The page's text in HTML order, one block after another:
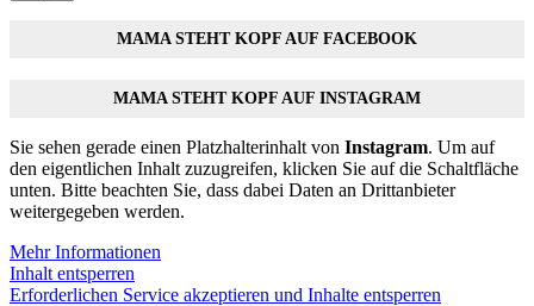
MAMA STEHT KOPF AUF FACEBOOK
MAMA STEHT KOPF AUF INSTAGRAM
Sie sehen gerade einen Platzhalterinhalt von Instagram. Um auf
den eigentlichen Inhalt zuzugreifen, klicken Sie auf die Schaltfläche
unten. Bitte beachten Sie, dass dabei Daten an Drittanbieter
weitergegeben werden.
Mehr Informationen
Inhalt entsperren
Erforderlichen Service akzeptieren und Inhalte entsperren